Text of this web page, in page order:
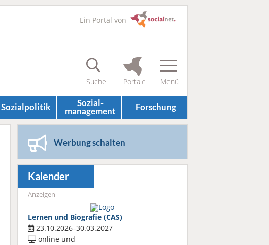
Ein Portal von
Sozial­politik Sozial­
management Forschung
Werbung schalten
Kalender
Anzeigen
Lernen und Biografie (CAS)
23.10.2026–30.03.2027
online und